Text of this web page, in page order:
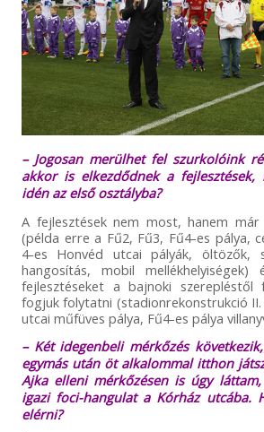
– Jogosan merülhet fel szurkolóink
akkor is elkezdődnek a
idén az első osztályba?
A fejlesztések nem most, hanem
(példa erre a Fű2, Fű3, Fű4-es pálya,
4-es Honvéd utcai pályák, öltözők,
hangosítás, mobil
fejlesztéseket a bajnoki szerepléstől
fogjuk folytatni (stadionrekonstrukció
utcai műfüves pálya, Fű4-es pálya
– Két idegenbeli mérkőzés
egymás után öt alkalommal itthon
Ajka elleni mérkőzésen is úgy
igazi foci-hangulat a Kórház utcába.
elérni?